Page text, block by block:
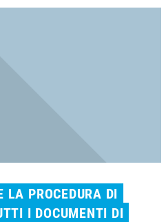
LA PROCEDURA DI
I DOCUMENTI DI